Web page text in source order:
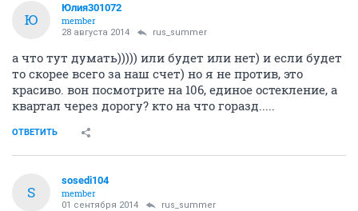
Ю
Юлия301072
member
28 августа 2014 rus_summer
а что тут думать))))) или будет или нет) и если будет
то скорее всего за наш счет) но я не против, это
красиво. вон посмотрите на 106, единое остекление, а
квартал через дорогу? кто на что горазд.....
ОТВЕТИТЬ
S
sosedi104
member
01 сентября 2014 rus_summer